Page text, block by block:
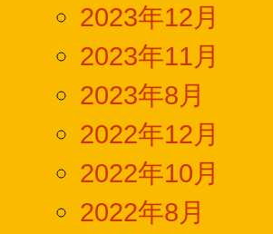
2023年12月
2023年11月
2023年8月
2022年12月
2022年10月
2022年8月